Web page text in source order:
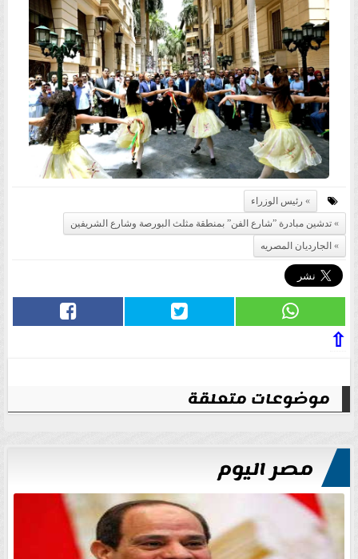
رئيس الوزراء
تدشين مبادرة ”شارع الفن” بمنطقة مثلث البورصة وشارع الشريفين
الجارديان المصريه
⇧
موضوعات متعلقة
مصر اليوم